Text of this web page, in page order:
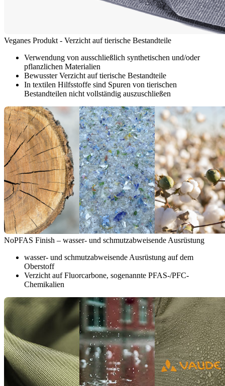
Veganes Produkt - Verzicht auf tierische Bestandteile
Verwendung von ausschließlich synthetischen und/oder
pflanzlichen Materialien
Bewusster Verzicht auf tierische Bestandteile
In textilen Hilfsstoffe sind Spuren von tierischen
Bestandteilen nicht vollständig auszuschließen
NoPFAS Finish – wasser- und schmutzabweisende Ausrüstung
wasser- und schmutzabweisende Ausrüstung auf dem
Oberstoff
Verzicht auf Fluorcarbone, sogenannte PFAS-/PFC-
Chemikalien